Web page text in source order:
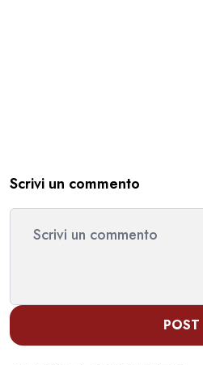
Scrivi un commento
POST